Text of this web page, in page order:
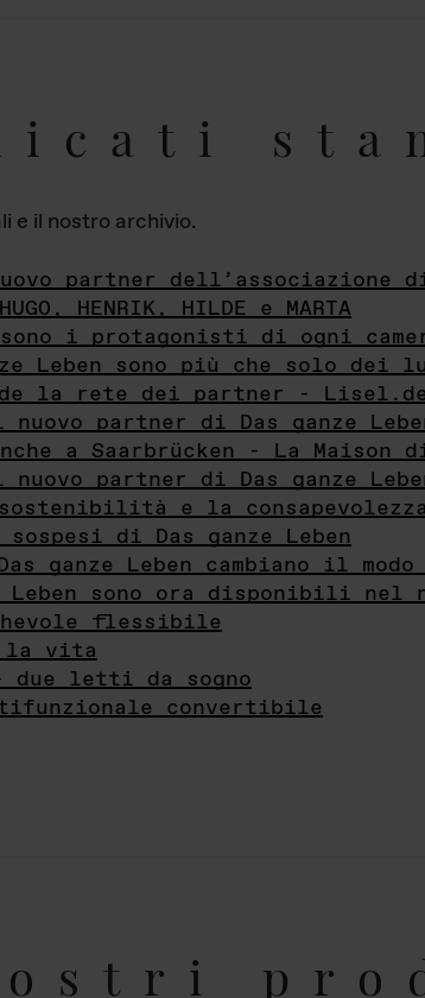
e il nostro archivio.
partner dell’associazione
HENRIK, HILDE e MARTA
sono i protagonisti di ogni
Leben sono più che solo dei
la rete dei partner -
partner di Das ganze
a Saarbrücken - La Maison
partner di Das ganze
e la
di Das ganze Leben
ganze Leben cambiano il
sono ora disponibili nel
flessibile
la vita
– due letti da sogno
convertibile